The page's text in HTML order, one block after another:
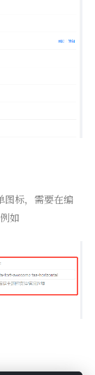
图标，需要在编
如